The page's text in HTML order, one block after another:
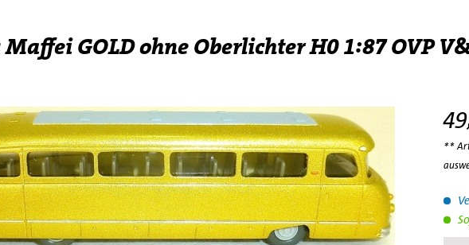
GOLD ohne Oberlichter H0 1:87 OVP
**